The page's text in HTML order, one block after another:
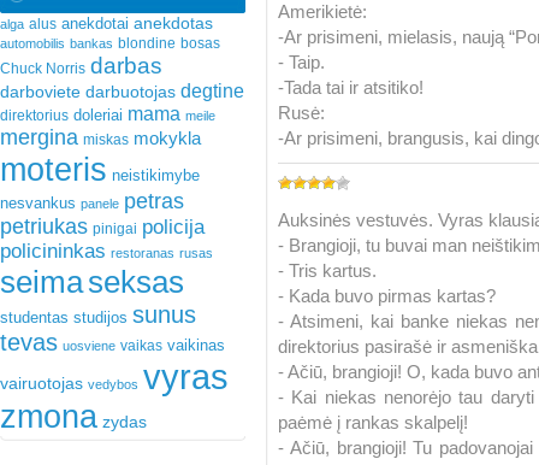
alga alus anekdotai anekdotas
automobilis bankas blondine bosas
Chuck Norris darbas
darboviete darbuotojas degtine
direktorius doleriai mama meile
mergina miskas mokykla
moteris neistikimybe
nesvankus panele petras
petriukas pinigai policija
policininkas restoranas rusas
seimaseksas
studentas studijos sunus
tevas uosviene vaikas vaikinas
vairuotojas vedybos vyras
zmona zydas
Amerikietė:
-Ar prisimeni, mielasis, naują
- Taip.
-Tada tai ir atsitiko!
Rusė:
-Ar prisimeni, brangusis, kai
Auksinės vestuvės. Vyras
- Brangioji, tu buvai man
- Tris kartus.
- Kada buvo pirmas kartas?
- Atsimeni, kai banke niekas
direktorius pasirašė ir
- Ačiū, brangioji! O, kada buvo
- Kai niekas nenorėjo tau
paėmė į rankas skalpelį!
- Ačiū, brangioji! Tu